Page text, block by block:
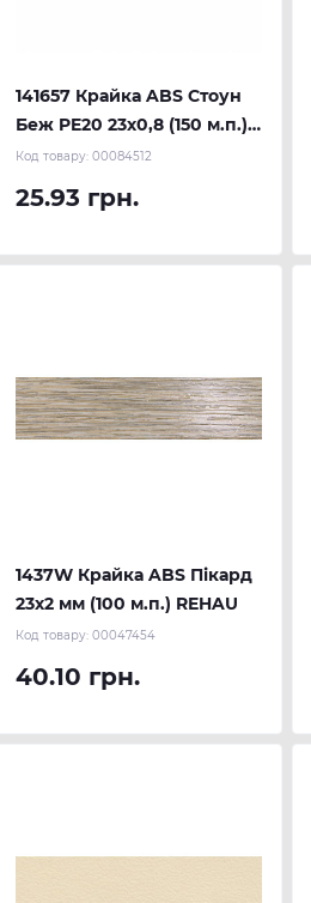
141657 Крайка ABS Стоун
Беж PE20 23х0,8 (150 м.п.)
REHAU
Код товару: 00084512
25.93 грн.
1437W Крайка ABS Пікард
23х2 мм (100 м.п.) REHAU
Код товару: 00047454
40.10 грн.